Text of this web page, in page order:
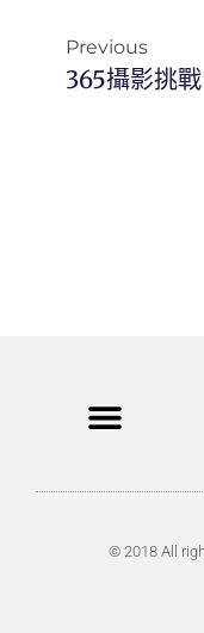
Previous
© 2018 All